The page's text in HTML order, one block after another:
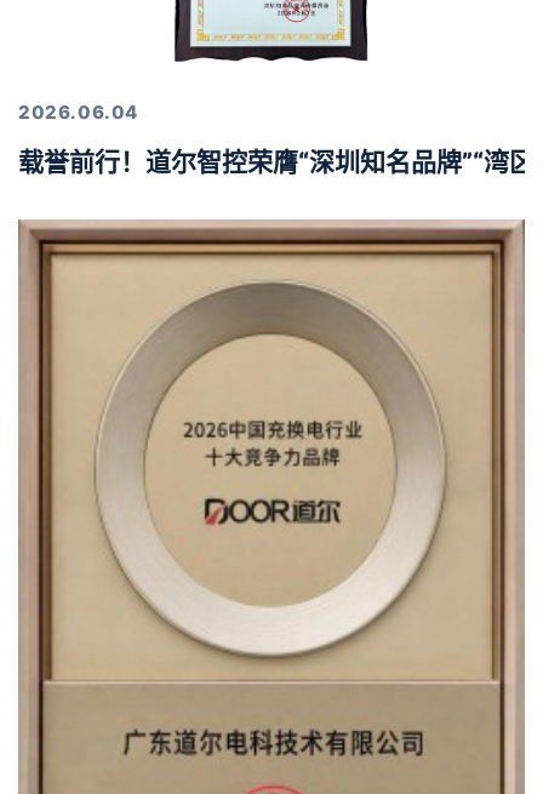
2026.06.04
载誉前行！道尔智控荣膺“深圳知名品牌”“湾